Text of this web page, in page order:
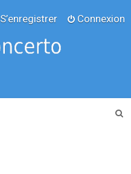
Connexion
S’enregistrer